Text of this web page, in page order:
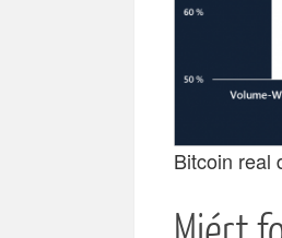
Bitcoin real